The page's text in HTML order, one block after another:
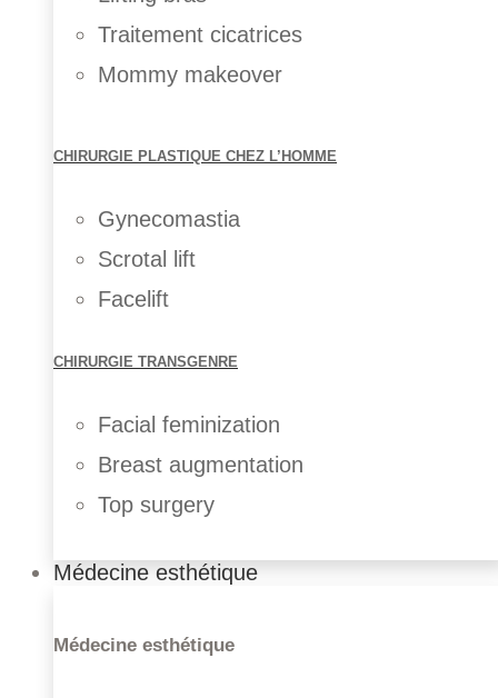
Traitement cicatrices
Mommy makeover
CHIRURGIE PLASTIQUE CHEZ L’HOMME
Gynecomastia
Scrotal lift
Facelift
CHIRURGIE TRANSGENRE
Facial feminization
Breast augmentation
Top surgery
Médecine esthétique
Médecine esthétique
Lipofilling mammaire
Lifting mammaire
Réduction mammaire
Reconstruction mammaire
Lipofilling du visage
Chirurgie Paupières